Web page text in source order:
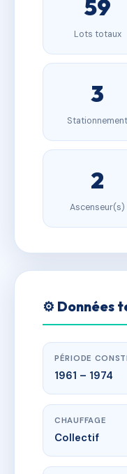
59
Lots totaux
3
Stationnement
2
Ascenseur(s)
⚙️ Données
PÉRIODE
1961 – 1974
CHAUFFAGE
Collectif